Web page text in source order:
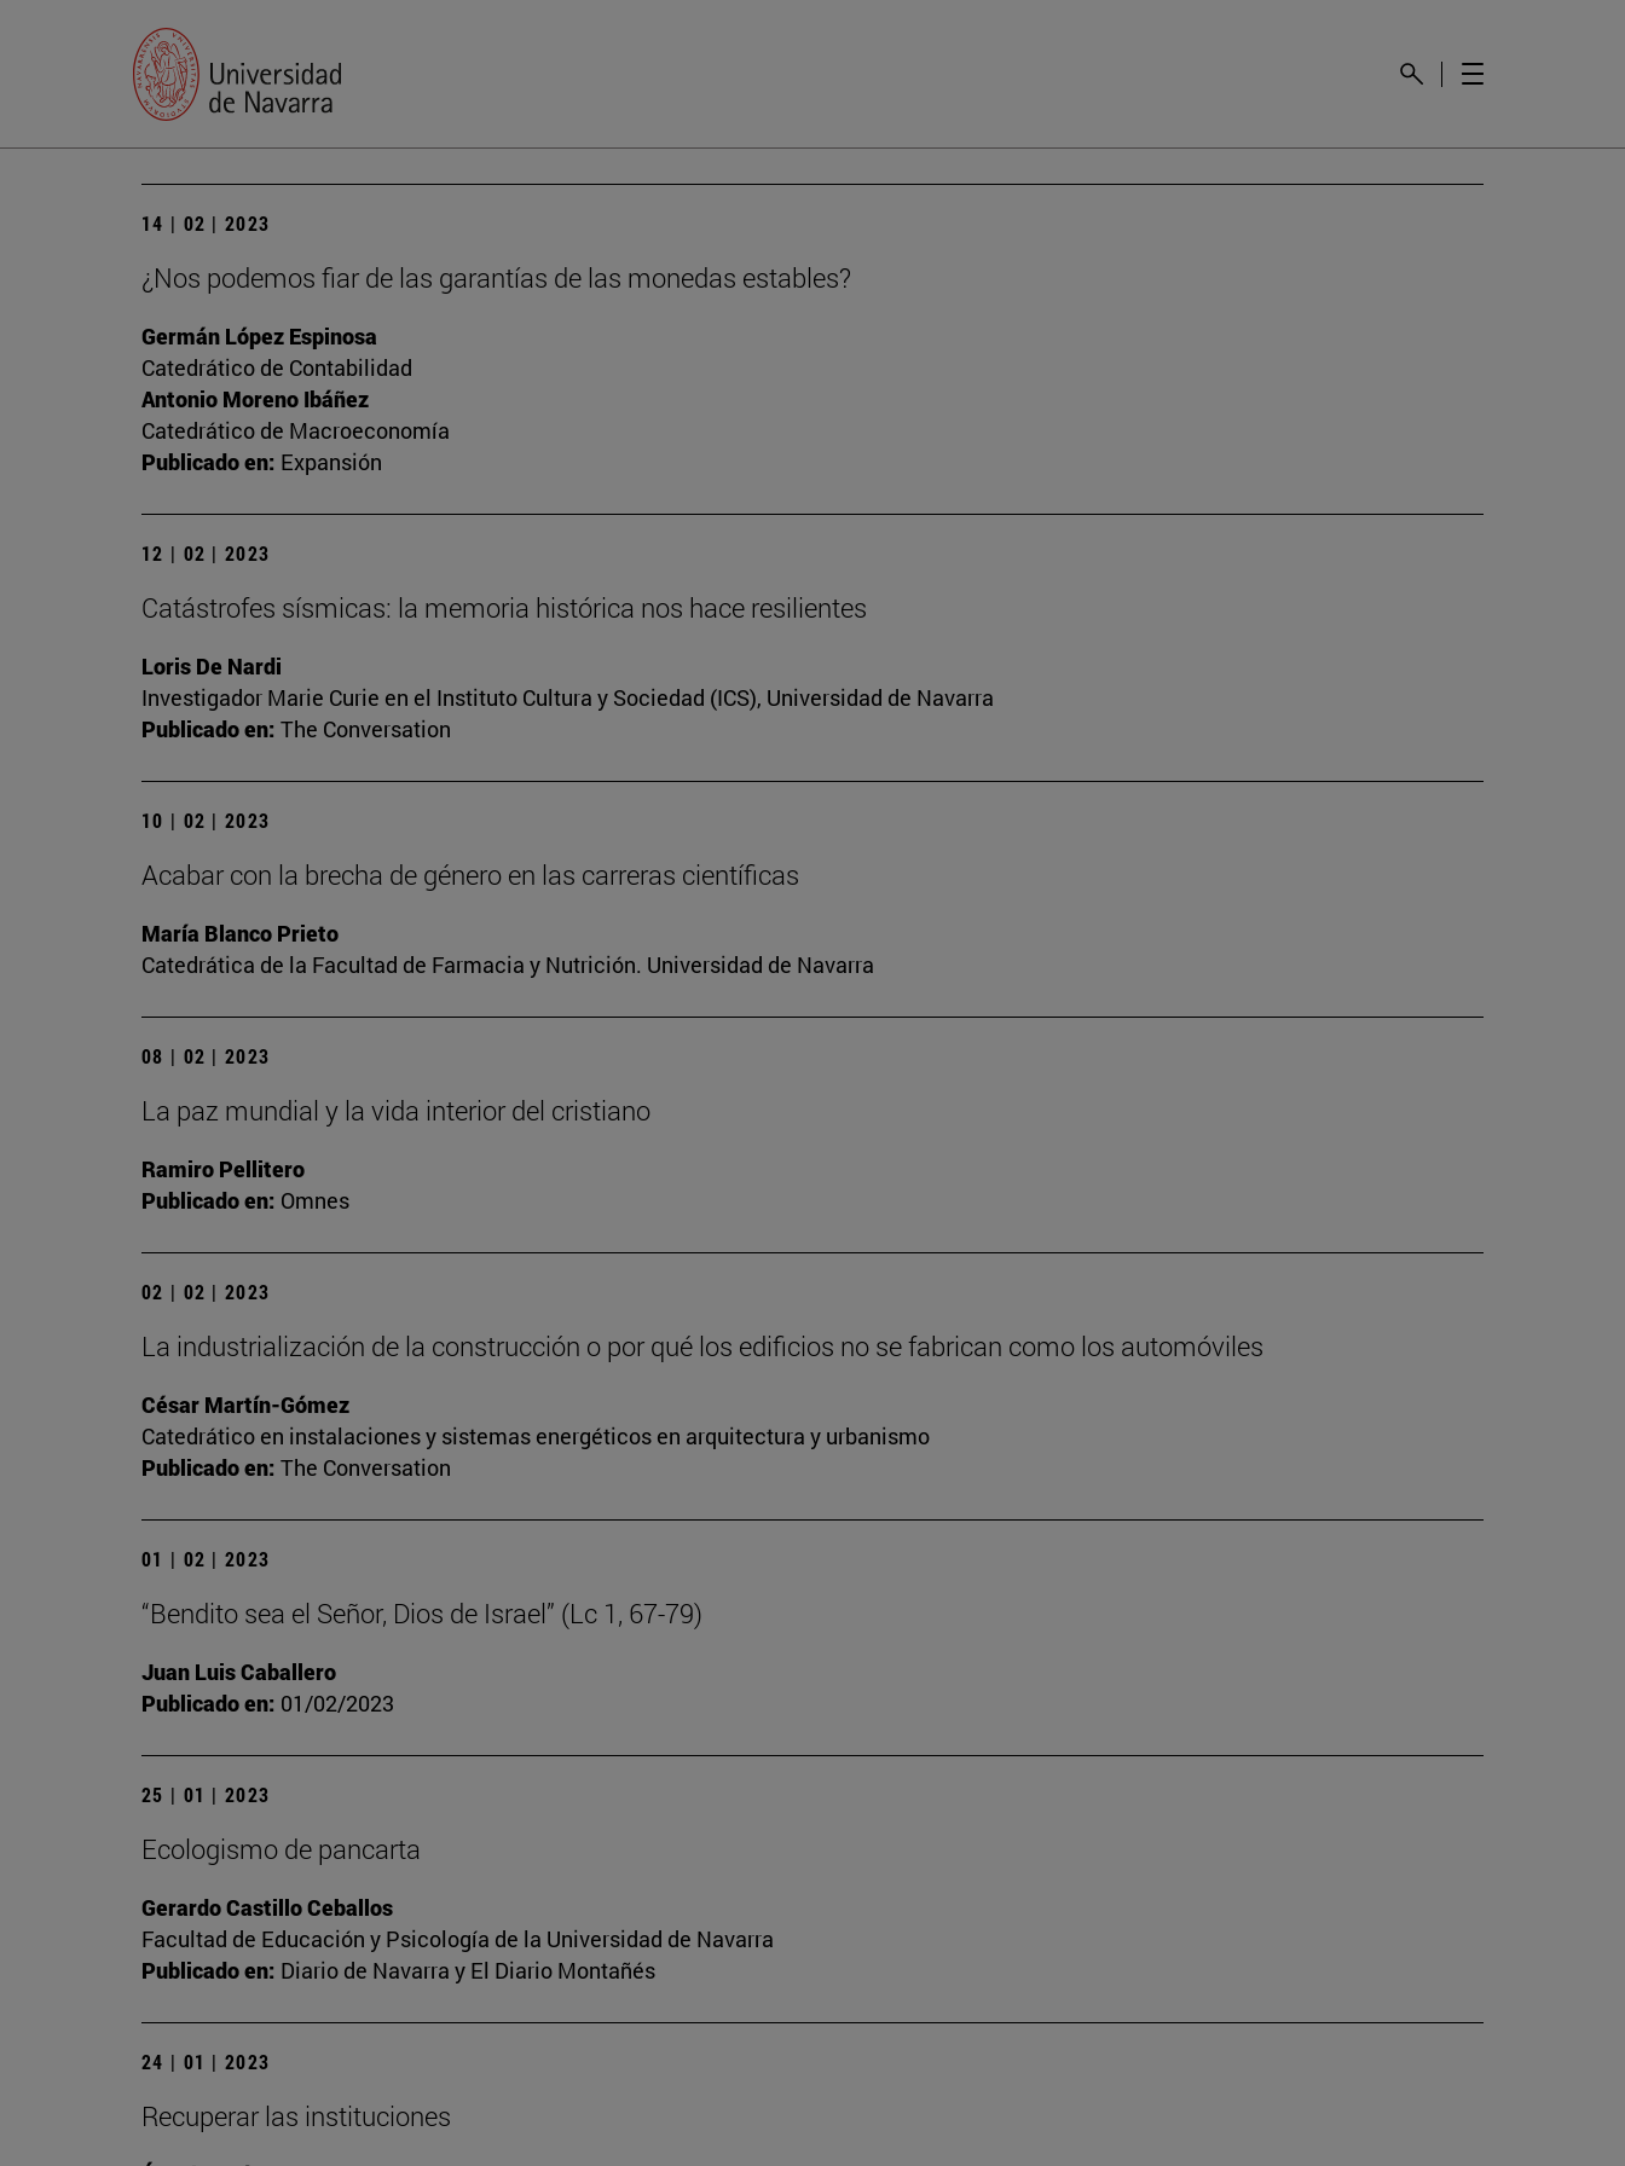
14 | 02 | 2023
¿Nos podemos fiar de las garantías de las monedas estables?
Germán López Espinosa
Catedrático de Contabilidad
Antonio Moreno Ibáñez
Catedrático de Macroeconomía
Publicado en: Expansión
12 | 02 | 2023
Catástrofes sísmicas: la memoria histórica nos hace resilientes
Loris De Nardi
Investigador Marie Curie en el Instituto Cultura y Sociedad (ICS), Universidad de Navarra
Publicado en: The Conversation
10 | 02 | 2023
Acabar con la brecha de género en las carreras científicas
María Blanco Prieto
Catedrática de la Facultad de Farmacia y Nutrición. Universidad de Navarra
08 | 02 | 2023
La paz mundial y la vida interior del cristiano
Ramiro Pellitero
Publicado en: Omnes
02 | 02 | 2023
La industrialización de la construcción o por qué los edificios no se fabrican como los automóviles
César Martín-Gómez
Catedrático en instalaciones y sistemas energéticos en arquitectura y urbanismo
Publicado en: The Conversation
01 | 02 | 2023
“Bendito sea el Señor, Dios de Israel” (Lc 1, 67-79)
Juan Luis Caballero
Publicado en: 01/02/2023
25 | 01 | 2023
Ecologismo de pancarta
Gerardo Castillo Ceballos
Facultad de Educación y Psicología de la Universidad de Navarra
Publicado en: Diario de Navarra y El Diario Montañés
24 | 01 | 2023
Recuperar las instituciones